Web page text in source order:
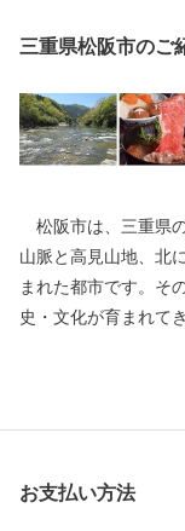
三重県松阪市のご
松阪市は、三重県
山脈と高見山地、北
まれた都市です。そ
史・文化が育まれて
まま残す御城番屋敷
進めています。 １
お支払い方法